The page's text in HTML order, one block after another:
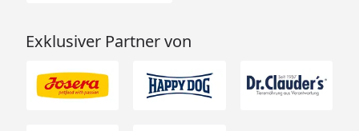
Exklusiver Partner von